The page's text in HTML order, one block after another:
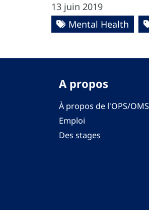
13 juin 2019
Mental Health
A propos
À propos de l'OPS/OMS
Emploi
Des stages